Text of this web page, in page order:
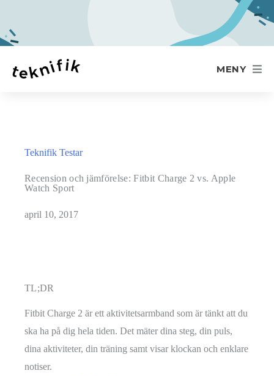
MENY
Teknifik Testar
Recension och jämförelse: Fitbit Charge 2 vs. Apple
Watch Sport
april 10, 2017
TL;DR
Fitbit Charge 2 är ett aktivitetsarmband som är tänkt att du
ska ha på dig hela tiden. Det mäter dina steg, din puls,
dina aktiviteter, din träning samt visar klockan och enklare
notiser.